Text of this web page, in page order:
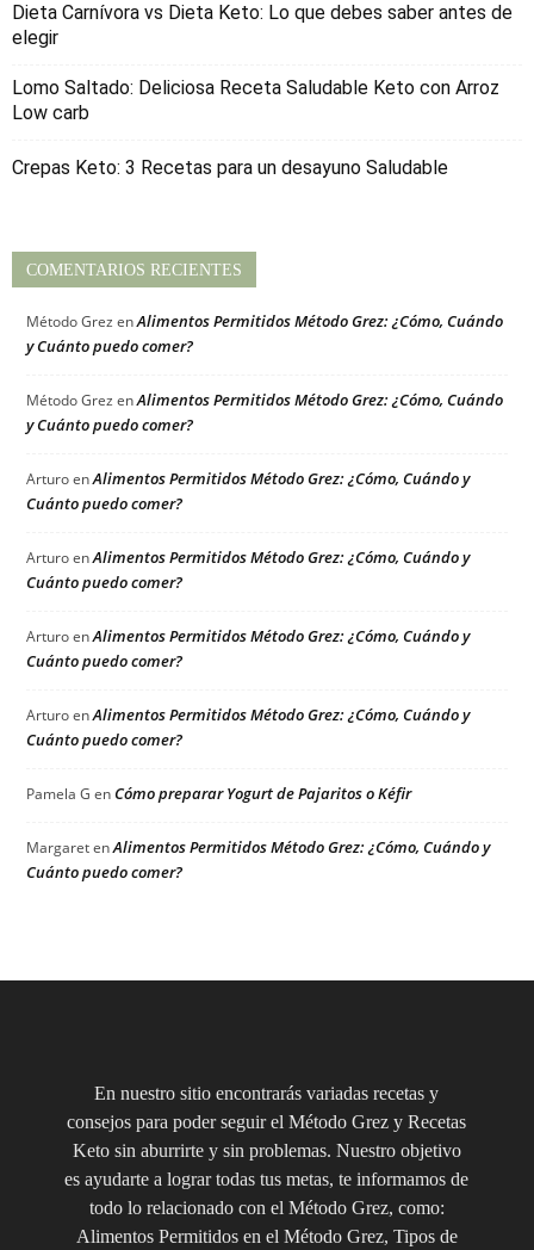
Dieta Carnívora vs Dieta Keto: Lo que debes saber antes de
elegir
Lomo Saltado: Deliciosa Receta Saludable Keto con Arroz
Low carb
Crepas Keto: 3 Recetas para un desayuno Saludable
COMENTARIOS RECIENTES
Método Grez enAlimentos Permitidos Método Grez: ¿Cómo, Cuándo
y Cuánto puedo comer?
Método Grez enAlimentos Permitidos Método Grez: ¿Cómo, Cuándo
y Cuánto puedo comer?
ArturoenAlimentos Permitidos Método Grez: ¿Cómo, Cuándo y
Cuánto puedo comer?
ArturoenAlimentos Permitidos Método Grez: ¿Cómo, Cuándo y
Cuánto puedo comer?
ArturoenAlimentos Permitidos Método Grez: ¿Cómo, Cuándo y
Cuánto puedo comer?
ArturoenAlimentos Permitidos Método Grez: ¿Cómo, Cuándo y
Cuánto puedo comer?
Pamela G enCómo preparar Yogurt de Pajaritos o Kéfir
MargaretenAlimentos Permitidos Método Grez: ¿Cómo, Cuándo y
Cuánto puedo comer?
En nuestro sitio encontrarás variadas recetas y
consejos para poder seguir el Método Grez y Recetas
Keto sin aburrirte y sin problemas. Nuestro objetivo
es ayudarte a lograr todas tus metas, te informamos de
todo lo relacionado con el Método Grez, como:
Alimentos Permitidos en el Método Grez, Tipos de